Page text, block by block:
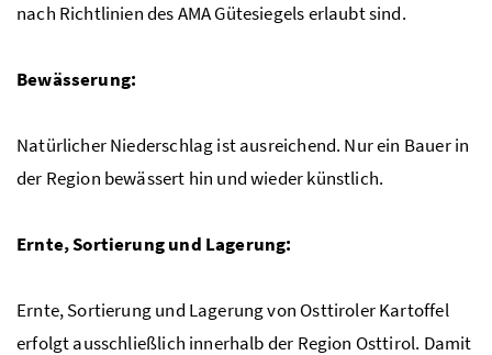
nach Richtlinien desAMAGütesiegels erlaubt sind.
Bewässerung:
NatürlicherNiederschlagist ausreichend. Nur ein Bauer in
der Region bewässert hin und wieder künstlich.
Ernte, Sortierung und Lagerung:
Ernte, Sortierung und Lagerung von Osttiroler Kartoffel
erfolgt ausschließlich innerhalb der Region Osttirol. Damit